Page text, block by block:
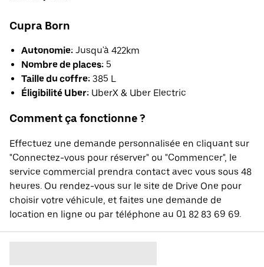
Cupra Born
Autonomie: Jusqu'à 422km
Nombre de places: 5
Taille du coffre: 385 L
Éligibilité Uber: UberX & Uber Electric
Comment ça fonctionne ?
Effectuez une demande personnalisée en cliquant sur
"Connectez-vous pour réserver" ou "Commencer", le
service commercial prendra contact avec vous sous 48
heures. Ou rendez-vous sur le site de Drive One pour
choisir votre véhicule, et faites une demande de
location en ligne ou par téléphone au 01 82 83 69 69.